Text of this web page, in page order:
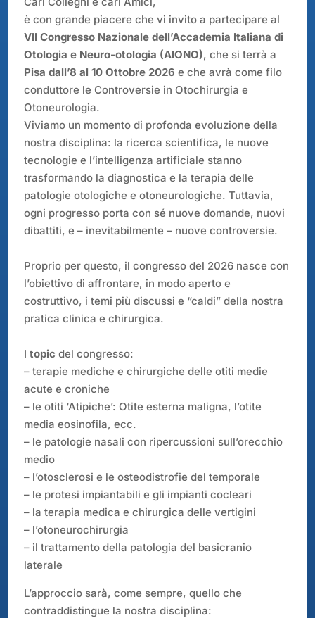
è con grande piacere che vi invito a partecipare al
VII Congresso Nazionale dell’Accademia Italiana di
Otologia e Neuro-otologia (AIONO), che si terrà a
Pisa dall’8 al 10 Ottobre 2026 e che avrà come filo
conduttore le Controversie in Otochirurgia e
Otoneurologia.
Viviamo un momento di profonda evoluzione della
nostra disciplina: la ricerca scientifica, le nuove
tecnologie e l’intelligenza artificiale stanno
trasformando la diagnostica e la terapia delle
patologie otologiche e otoneurologiche. Tuttavia,
ogni progresso porta con sé nuove domande, nuovi
dibattiti, e – inevitabilmente – nuove controversie.
Proprio per questo, il congresso del 2026 nasce con
l’obiettivo di affrontare, in modo aperto e
costruttivo, i temi più discussi e “caldi” della nostra
pratica clinica e chirurgica.
I topic del congresso:
– terapie mediche e chirurgiche delle otiti medie
acute e croniche
– le otiti ‘Atipiche’: Otite esterna maligna, l’otite
media eosinofila, ecc.
– le patologie nasali con ripercussioni sull’orecchio
medio
– l’otosclerosi e le osteodistrofie del temporale
– le protesi impiantabili e gli impianti cocleari
– la terapia medica e chirurgica delle vertigini
– l’otoneurochirurgia
– il trattamento della patologia del basicranio
laterale
L’approccio sarà, come sempre, quello che
contraddistingue la nostra disciplina: